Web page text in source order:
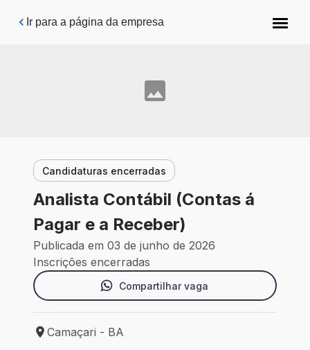
Pular para o conteúdo principal
Ir para a página da empresa
Candidaturas encerradas
Analista Contábil (Contas á
Pagar e a Receber)
Publicada em 03 de junho de 2026
Inscrições encerradas
Compartilhar vaga
Local de trabalho: Camaçari - BA
Camaçari - BA